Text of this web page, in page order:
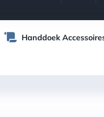
Handdoek